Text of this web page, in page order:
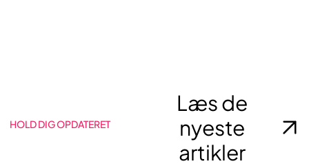
HOLD DIG OPDATERET
Læs de
nyeste
artikler